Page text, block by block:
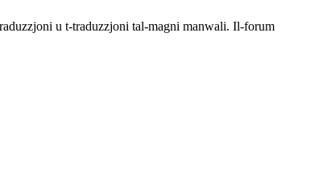
u t-traduzzjoni tal-magni manwali. Il-forum